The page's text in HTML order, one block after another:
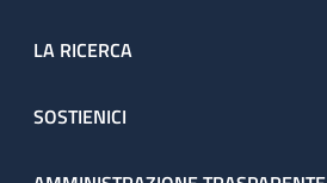
LA RICERCA
SOSTIENICI